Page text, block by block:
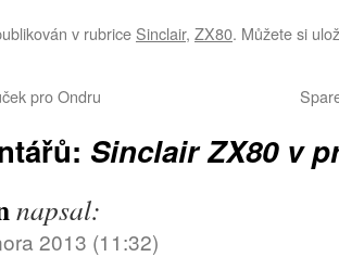
v rubrice Sinclair, ZX80. Můžete si
pro Ondru
Sinclair ZX80 v
napsal:
2013 (11:32)